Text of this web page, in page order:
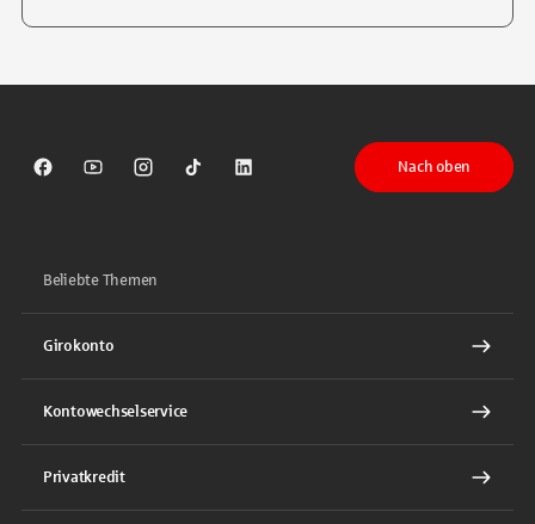
Sparkasse auf Facebook
Sparkasse auf Youtube
Sparkasse auf Instagram
Sparkasse auf TikTok
Sparkasse auf LinkedIn
Nach oben
Beliebte Themen
Girokonto
Kontowechselservice
Privatkredit